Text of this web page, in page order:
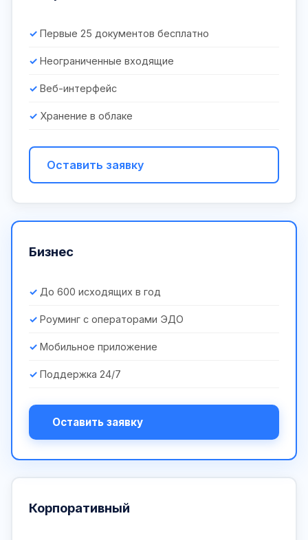
Первые 25 документов бесплатно
Неограниченные входящие
Веб-интерфейс
Хранение в облаке
Оставить заявку
Бизнес
До 600 исходящих в год
Роуминг с операторами ЭДО
Мобильное приложение
Поддержка 24/7
Оставить заявку
Корпоративный